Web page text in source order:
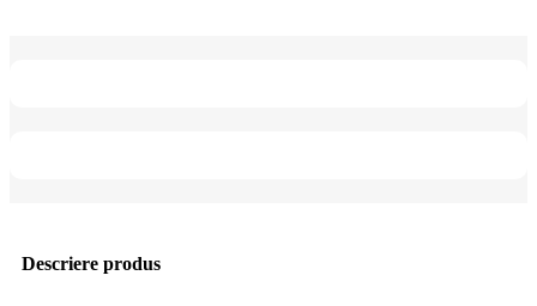
Descriere produs